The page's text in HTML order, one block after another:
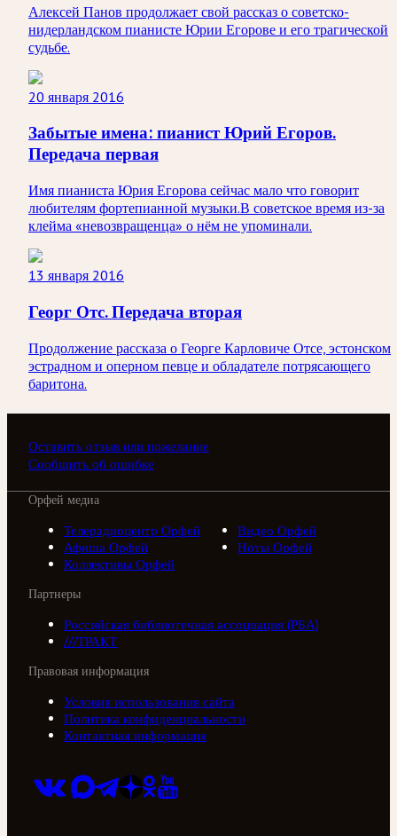
Алексей Панов продолжает свой рассказ о советско-
нидерландском пианисте Юрии Егорове и его трагической
судьбе.
20 января 2016
Забытые имена: пианист Юрий Егоров.
Передача первая
Имя пианиста Юрия Егорова сейчас мало что говорит
любителям фортепианной музыки.В советское время из-за
клейма «невозвращенца» о нём не упоминали.
13 января 2016
Георг Отс. Передача вторая
Продолжение рассказа о Георге Карловиче Отсе, эстонском
эстрадном и оперном певце и обладателе потрясающего
баритона.
Оставить отзыв или пожелание
Сообщить об ошибке
Орфей медиа
Телерадиоцентр Орфей
Видео Орфей
Афиша Орфей
Ноты Орфей
Коллективы Орфей
Партнеры
Российская библиотечная ассоциация (РБА)
///ТРАКТ
Правовая информация
Условия использования сайта
Политика конфиденциальности
Контактная информация